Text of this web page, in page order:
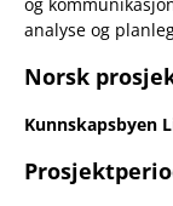
analyse og
Norsk
Kunnskapsbyen